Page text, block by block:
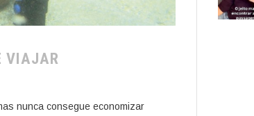
VIAJAR
nunca consegue economizar